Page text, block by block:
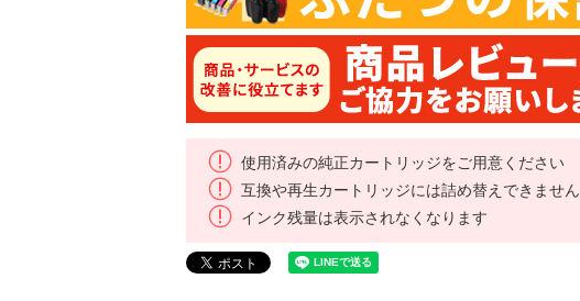
使用済みの純正カートリッジをご用意ください
互換や再生カートリッジには詰め替えできません
インク残量は表示されなくなります